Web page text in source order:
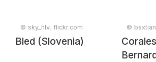
© sky_hlv, flickr.com
Bled (Slovenia)
©